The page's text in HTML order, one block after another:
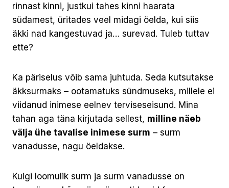
rinnast kinni, justkui tahes kinni haarata
südamest, üritades veel midagi öelda, kui siis
äkki nad kangestuvad ja… surevad. Tuleb tuttav
ette?
Ka päriselus võib sama juhtuda. Seda kutsutakse
äkksurmaks – ootamatuks sündmuseks, millele ei
viidanud inimese eelnev terviseseisund. Mina
tahan aga täna kirjutada sellest, milline näeb
välja ühe tavalise inimese surm – surm
vanadusse, nagu öeldakse.
Kuigi loomulik surm ja surm vanadusse on